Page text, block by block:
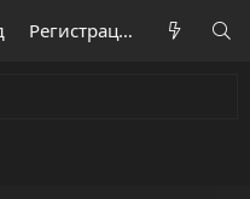
Регистрация